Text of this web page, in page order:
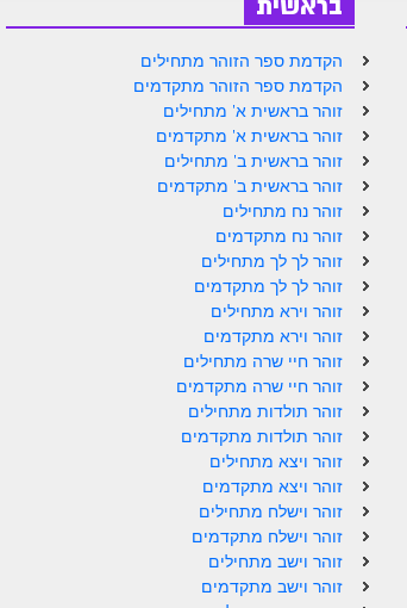
בראשית
הקדמת ספר הזוהר מתחילים
הקדמת ספר הזוהר מתקדמים
זוהר בראשית א' מתחילים
זוהר בראשית א' מתקדמים
זוהר בראשית ב' מתחילים
זוהר בראשית ב' מתקדמים
זוהר נח מתחילים
זוהר נח מתקדמים
זוהר לך לך מתחילים
זוהר לך לך מתקדמים
זוהר וירא מתחילים
זוהר וירא מתקדמים
זוהר חיי שרה מתחילים
זוהר חיי שרה מתקדמים
זוהר תולדות מתחילים
זוהר תולדות מתקדמים
זוהר ויצא מתחילים
זוהר ויצא מתקדמים
זוהר וישלח מתחילים
זוהר וישלח מתקדמים
זוהר וישב מתחילים
זוהר וישב מתקדמים